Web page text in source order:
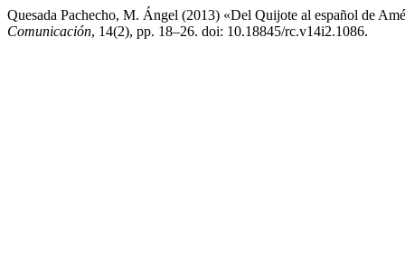
Quesada Pachecho, M. Ángel (2013) «Del Quijote al español de
Comunicación, 14(2), pp. 18–26. doi: 10.18845/rc.v14i2.1086.